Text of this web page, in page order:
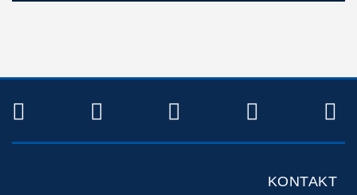
TWITTERFACEBOOKINSTAGRAM
KONTAKT